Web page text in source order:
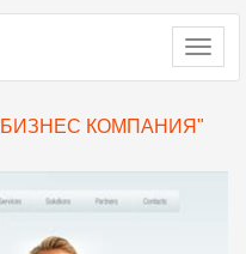
КОМПАНИЯ"